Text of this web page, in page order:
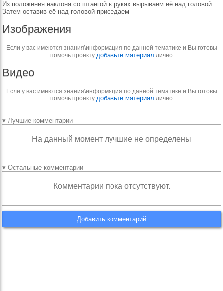
Из положения наклона со штангой в руках вырываем её над головой.
Затем оставив её над головой приседаем
Изображения
Если у вас имеются знания\информация по данной тематике и Вы готовы
помочь проекту добавьте материал лично
Видео
Если у вас имеются знания\информация по данной тематике и Вы готовы
помочь проекту добавьте материал лично
▾ Лучшие комментарии
На данный момент лучшие не определены
▾ Остальные комментарии
Комментарии пока отсутствуют.
Добавить комментарий